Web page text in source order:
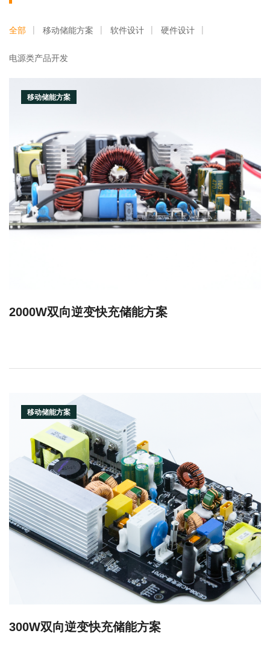
全部 移动储能方案 软件设计 硬件设计
电源类产品开发
移动储能方案
2000W双向逆变快充储能方案
移动储能方案
300W双向逆变快充储能方案